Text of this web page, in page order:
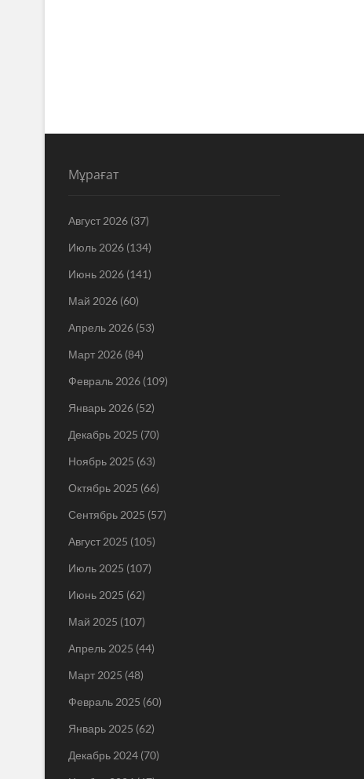
Мұрағат
Август 2026 (37)
Июль 2026 (134)
Июнь 2026 (141)
Май 2026 (60)
Апрель 2026 (53)
Март 2026 (84)
Февраль 2026 (109)
Январь 2026 (52)
Декабрь 2025 (70)
Ноябрь 2025 (63)
Октябрь 2025 (66)
Сентябрь 2025 (57)
Август 2025 (105)
Июль 2025 (107)
Июнь 2025 (62)
Май 2025 (107)
Апрель 2025 (44)
Март 2025 (48)
Февраль 2025 (60)
Январь 2025 (62)
Декабрь 2024 (70)